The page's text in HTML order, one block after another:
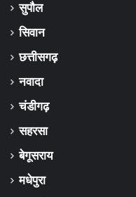
सुपौल
सिवान
छत्तीसगढ़
नवादा
चंडीगढ़
सहरसा
बेगूसराय
मधेपुरा